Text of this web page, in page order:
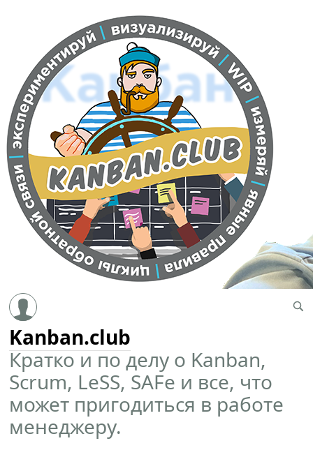
Kanban.club
Кратко и по делу о Kanban,
Scrum, LeSS, SAFe и все, что
может пригодиться в работе
менеджеру.